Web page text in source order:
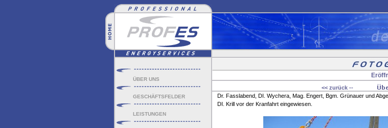
ÜBER UNS
GESCHÄFTSFELDER
LEISTUNGEN
<< zurück --
Dr. Fasslabend, DI. Wychera, Mag. Engert, Bgm. Grünauer und
DI. Krill vor der Kranfahrt eingewiesen.